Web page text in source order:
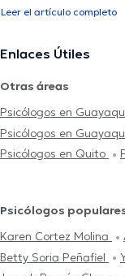
Leer el artículo completo
Enlaces Útiles
Otras áreas
Psicólogos en
Psicólogos en
Psicólogos en Quito
Psicólogos
Karen Cortez Molina
Betty Soria Peñafiel